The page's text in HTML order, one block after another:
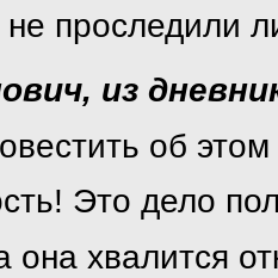
проследили
из
об
Это дело
она хвалится